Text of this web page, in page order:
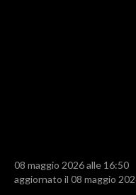
RISULTATI E CLASSIFICHE
08 maggio 2026 alle 16:50
aggiornato il 08 maggio